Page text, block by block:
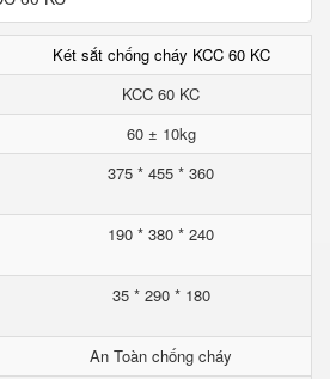
Két sắt chống cháy KCC 60 KC
KCC 60 KC
60 ± 10kg
375 * 455 * 360
190 * 380 * 240
35 * 290 * 180
An Toàn chống cháy